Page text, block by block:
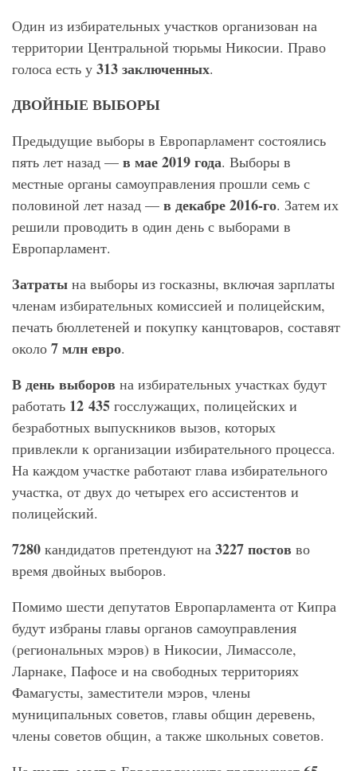
Один из избирательных участков организован на
территории Центральной тюрьмы Никосии. Право
голоса есть у 313заключенных.
ДВОЙНЫЕ ВЫБОРЫ
Предыдущие выборы в Европарламент состоялись
пять лет назад — в мае 2019 года. Выборы в
местные органы самоуправления прошли семь с
половиной лет назад — в декабре 2016-го. Затем их
решили проводить в один день с выборами в
Европарламент.
Затраты на выборы из госказны, включая зарплаты
членам избирательных комиссией и полицейским,
печать бюллетеней и покупку канцтоваров, составят
около 7 млн евро.
В день выборов на избирательных участках будут
работать 12 435 госслужащих, полицейских и
безработных выпускников вызов, которых
привлекли к организации избирательного процесса.
На каждом участке работают глава избирательного
участка, от двух до четырех его ассистентов и
полицейский.
7280 кандидатов претендуют на 3227 постов во
время двойных выборов.
Помимо шести депутатов Европарламента от Кипра
будут избраны главы органов самоуправления
(региональных мэров) в Никосии, Лимассоле,
Ларнаке, Пафосе и на свободных территориях
Фамагусты, заместители мэров, члены
муниципальных советов, главы общин деревень,
члены советов общин, а также школьных советов.